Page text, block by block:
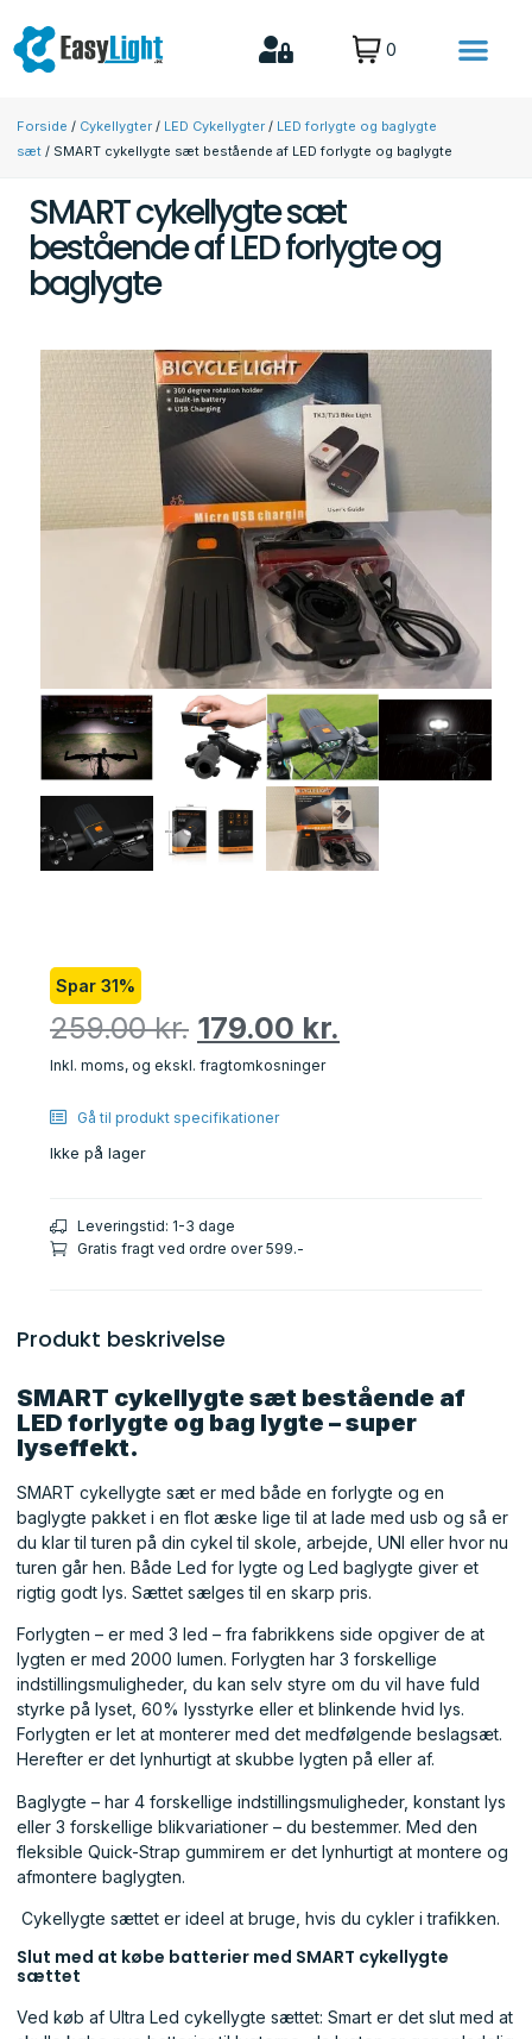
0
Forside / Cykellygter / LED Cykellygter / LED forlygte og baglygte
sæt / SMART cykellygte sæt bestående af LED forlygte og baglygte
SMART cykellygte sæt
bestående af LED forlygte og
baglygte
Spar 31%
259.00kr. 179.00 kr.
Inkl. moms, og ekskl. fragtomkosninger
Gå til produkt specifikationer
Ikke på lager
Leveringstid: 1-3 dage
Gratis fragt ved ordre over 599.-
Produkt beskrivelse
SMART cykellygte sæt bestående af
LED forlygte og bag lygte – super
lyseffekt.
SMART cykellygte sæt er med både en forlygte og en
baglygte pakket i en flot æske lige til at lade med usb og så er
du klar til turen på din cykel til skole, arbejde, UNI eller hvor nu
turen går hen. Både Led for lygte og Led baglygte giver et
rigtig godt lys. Sættet sælges til en skarp pris.
Forlygten – er med 3 led – fra fabrikkens side opgiver de at
lygten er med 2000 lumen. Forlygten har 3 forskellige
indstillingsmuligheder, du kan selv styre om du vil have fuld
styrke på lyset, 60% lysstyrke eller et blinkende hvid lys.
Forlygten er let at monterer med det medfølgende beslagsæt.
Herefter er det lynhurtigt at skubbe lygten på eller af.
Baglygte – har 4 forskellige indstillingsmuligheder, konstant lys
eller 3 forskellige blikvariationer – du bestemmer. Med den
fleksible Quick-Strap gummirem er det lynhurtigt at montere og
afmontere baglygten.
Cykellygte sættet er ideel at bruge, hvis du cykler i trafikken.
Slut med at købe batterier med SMART cykellygte
sættet
Ved køb af Ultra Led cykellygte sættet: Smart er det slut med at